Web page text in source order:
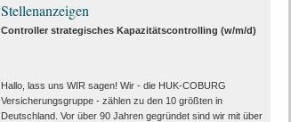
Stellenanzeigen
Controller strategisches Kapazitätscontrolling (w/m/d)
Hallo, lass uns WIR sagen! Wir - die HUK-COBURG
Versicherungsgruppe - zählen zu den 10 größten in
Deutschland. Vor über 90 Jahren gegründet sind wir mit über